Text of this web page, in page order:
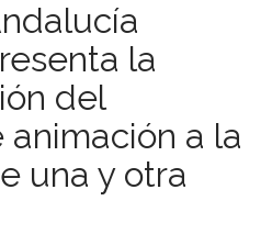
la
del
a la
una y otra